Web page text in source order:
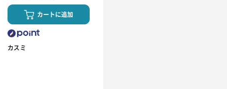
カートに追加
カスミ